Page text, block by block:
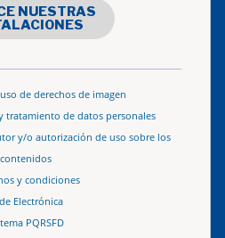
NUESTRAS
de derechos de imagen
tratamiento de datos personales
y/o autorización de uso sobre los
contenidos
y condiciones
Electrónica
PQRSFD